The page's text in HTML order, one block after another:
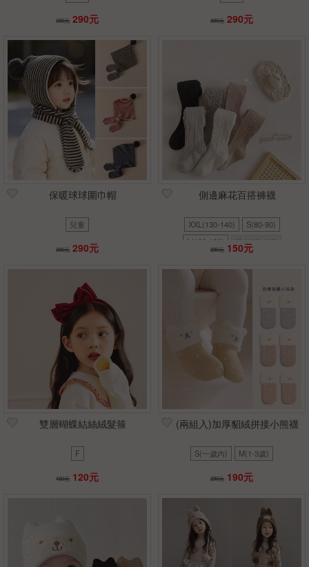
390元 290元 390元 290元
保暖球球圍巾帽
兒童
390元 290元
側邊麻花百搭褲襪
XXL(130-140)
S(80-90)
L(100-120)
XL(120-130)
290元 150元
雙層蝴蝶結絲絨髮箍
F
150元 120元
(兩組入)加厚貂絨拼接小熊襪
S(一歲內) M(1-3歲)
290元 190元